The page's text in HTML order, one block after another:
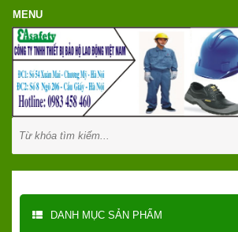
DANH MỤC SẢN PHẨM